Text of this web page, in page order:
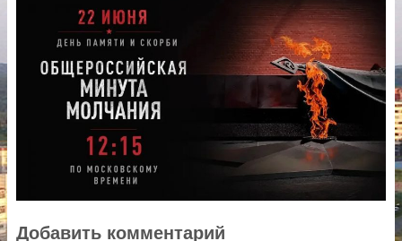
Добавить комментарий